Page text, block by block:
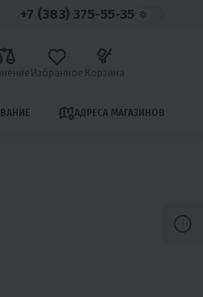
+7 (383) 375-55-35
Избранное Корзина
АДРЕСА МАГАЗИНОВ